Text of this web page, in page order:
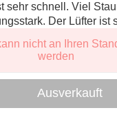
sehr schnell. Viel
Der Lüfter ist
Mehr anzeigen
nicht an Ihren
werden
Ausverkauft